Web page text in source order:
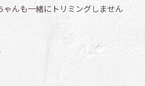
ゃんも一緒にトリミングしません